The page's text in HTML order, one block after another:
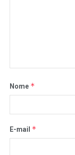
Nome *
E-mail *